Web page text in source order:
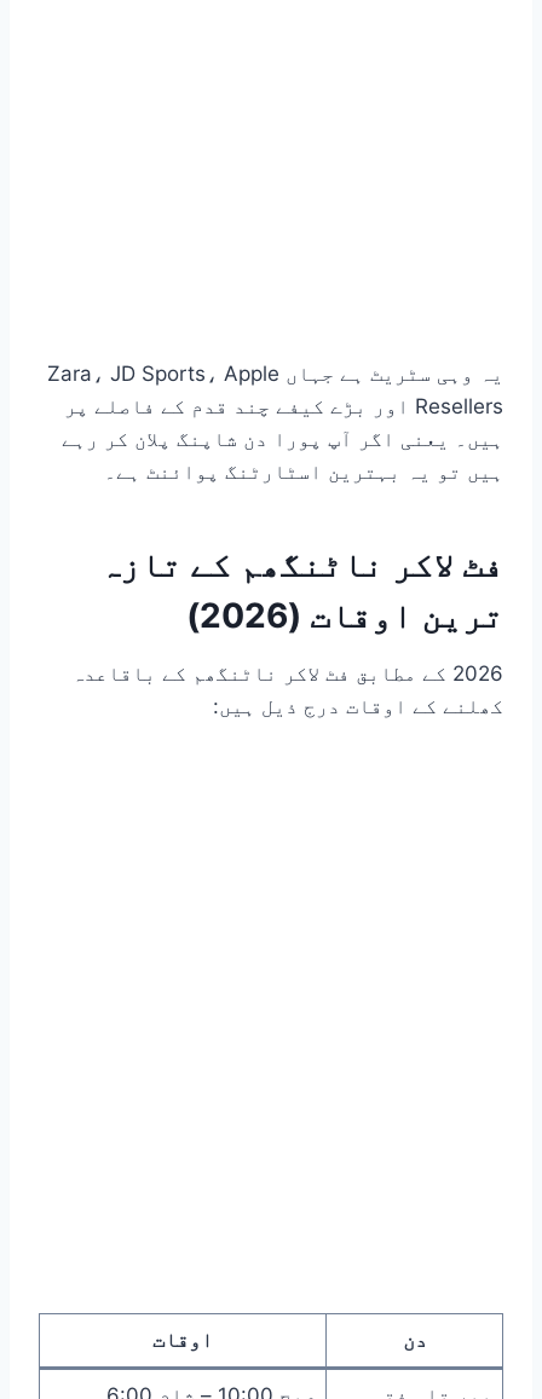
یہ وہی سٹریٹ ہے جہاں Zara، JD Sports، Apple
Resellers اور بڑے کیفے چند قدم کے فاصلے پر
ہیں۔ یعنی اگر آپ پورا دن شاپنگ پلان کر رہے
ہیں تو یہ بہترین اسٹارٹنگ پوائنٹ ہے۔
فٹ لاکر ناٹنگھم کے تازہ
ترین اوقات (2026)
2026 کے مطابق فٹ لاکر ناٹنگھم کے باقاعدہ
کھلنے کے اوقات درج ذیل ہیں:
دن اوقات